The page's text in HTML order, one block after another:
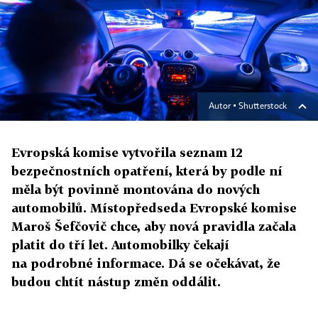
Autor ▪ Shutterstock
Evropská komise vytvořila seznam 12
bezpečnostních opatření, která by podle ní
měla být povinně montována do nových
automobilů. Místopředseda Evropské komise
Maroš Šefčovič chce, aby nová pravidla začala
platit do tří let. Automobilky čekají
na podrobné informace. Dá se očekávat, že
budou chtít nástup změn oddálit.